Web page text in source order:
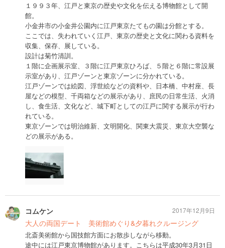
１９９３年、江戸と東京の歴史や文化を伝える博物館として開
館。
小金井市の小金井公園内に江戸東京たてもの園は分館とする。
ここでは、失われていく江戸、東京の歴史と文化に関わる資料を
収集、保存、展している。
設計は菊竹清訓。
１階に企画展示室、３階に江戸東京ひろば、５階と６階に常設展
示室があり、江戸ゾーンと東京ゾーンに分かれている。
江戸ゾーンでは絵図、浮世絵などの資料や、日本橋、中村座、長
屋などの模型、千両箱などの展示があり、庶民の日常生活、火消
し、食生活、文化など、城下町としての江戸に関する展示が行わ
れている。
東京ゾーンでは明治維新、文明開化、関東大震災、東京大空襲な
どの展示がある。
コムケン
大人の両国デート 美術館めぐり&夕暮れクルージング
北斎美術館から国技館方面にお散歩しながら移動。
途中には江戸東京博物館があります。こちらは平成30年3月31日
2017年12月9日